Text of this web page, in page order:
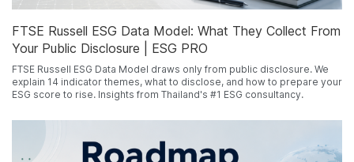
FTSE Russell ESG Data Model: What They Collect From
Your Public Disclosure | ESG PRO
FTSE Russell ESG Data Model draws only from public disclosure. We
explain 14 indicator themes, what to disclose, and how to prepare your
ESG score to rise. Insights from Thailand's #1 ESG consultancy.